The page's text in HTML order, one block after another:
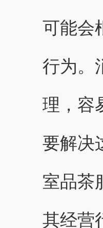
可能会
行为。
理，容
要解决
室品茶
其经营